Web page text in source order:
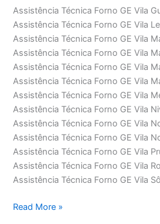
Assistência Técnica Forno GE Vila
Assistência Técnica Forno GE Vila
Assistência Técnica Forno GE Vila
Assistência Técnica Forno GE Vila
Assistência Técnica Forno GE Vila
Assistência Técnica Forno GE Vila
Assistência Técnica Forno GE Vila
Assistência Técnica Forno GE Vila
Assistência Técnica Forno GE Vila
Assistência Técnica Forno GE Vila
Assistência Técnica Forno GE Vila
Assistência Técnica Forno GE Vila
Assistência Técnica Forno GE Vila
Assistência
Read More »